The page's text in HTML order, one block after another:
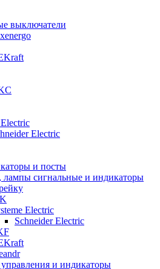
выключатели
Electric
и посты
сигнальные и индикаторы
Electric
Schneider Electric
и индикаторы